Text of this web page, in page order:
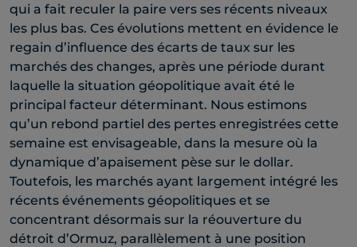
qui a fait reculer la paire vers ses récents niveaux
les plus bas. Ces évolutions mettent en évidence le
regain d’influence des écarts de taux sur les
marchés des changes, après une période durant
laquelle la situation géopolitique avait été le
principal facteur déterminant. Nous estimons
qu’un rebond partiel des pertes enregistrées cette
semaine est envisageable, dans la mesure où la
dynamique d’apaisement pèse sur le dollar.
Toutefois, les marchés ayant largement intégré les
récents événements géopolitiques et se
concentrant désormais sur la réouverture du
détroit d’Ormuz, parallèlement à une position